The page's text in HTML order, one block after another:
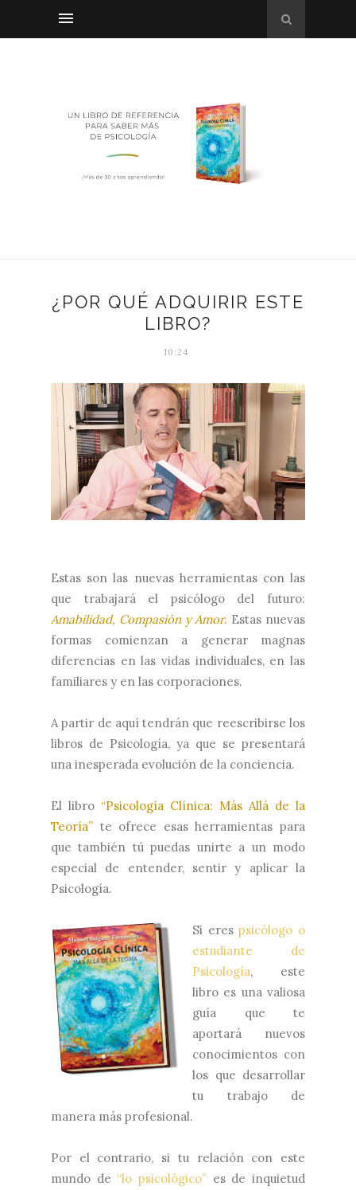
¿POR QUÉ ADQUIRIR ESTE
LIBRO?
10:24
Estas son las nuevas herramientas con las
que trabajará el psicólogo del futuro:
Amabilidad, Compasión y Amor. Estas nuevas
formas comienzan a generar magnas
diferencias en las vidas individuales, en las
familiares y en las corporaciones.
A partir de aquí tendrán que reescribirse los
libros de Psicología, ya que se presentará
una inesperada evolución de la conciencia.
El libro “Psicología Clínica: Más Allá de la
Teoría” te ofrece esas herramientas para
que también tú puedas unirte a un modo
especial de entender, sentir y aplicar la
Psicología.
Si erespsicólogo o
estudiante de
Psicología, este
libro es una valiosa
guía que te
aportará nuevos
conocimientos con
los que desarrollar
tu trabajo de
manera más profesional.
Por el contrario, si tu relación con este
mundo de “lo psicológico” es de inquietud